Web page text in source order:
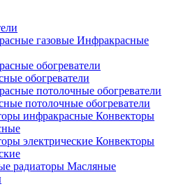
Инфракрасные
обогреватели
потолочные обогреватели
Конвекторы
Конвекторы
Масляные